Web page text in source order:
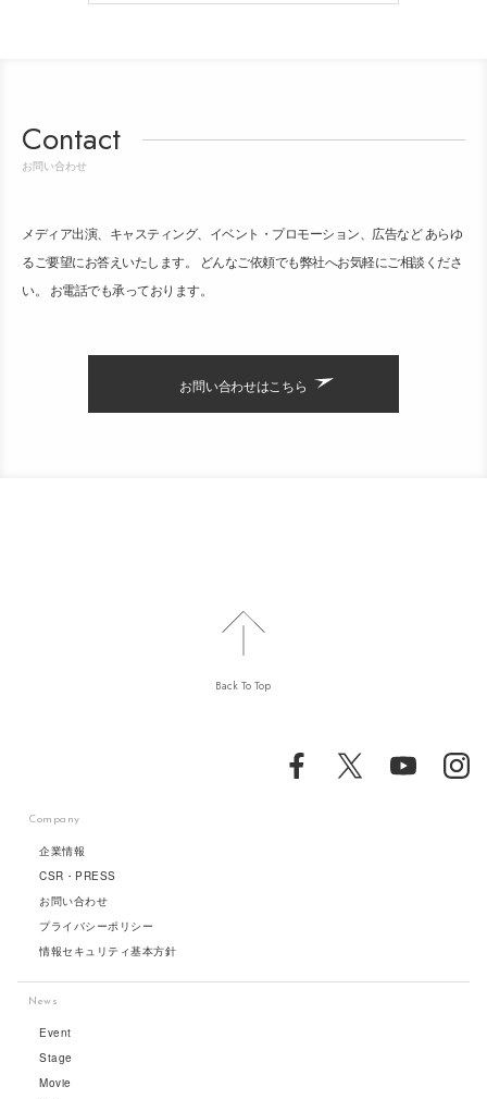
Contact
お問い合わせ
メディア出演、キャスティング、イベント・プロモーション、広告など あらゆ
るご要望にお答えいたします。 どんなご依頼でも弊社へお気軽にご相談くださ
い。 お電話でも承っております。
お問い合わせはこちら
Back To Top
Company
企業情報
CSR・PRESS
お問い合わせ
プライバシーポリシー
情報セキュリティ基本方針
News
Event
Stage
Movie